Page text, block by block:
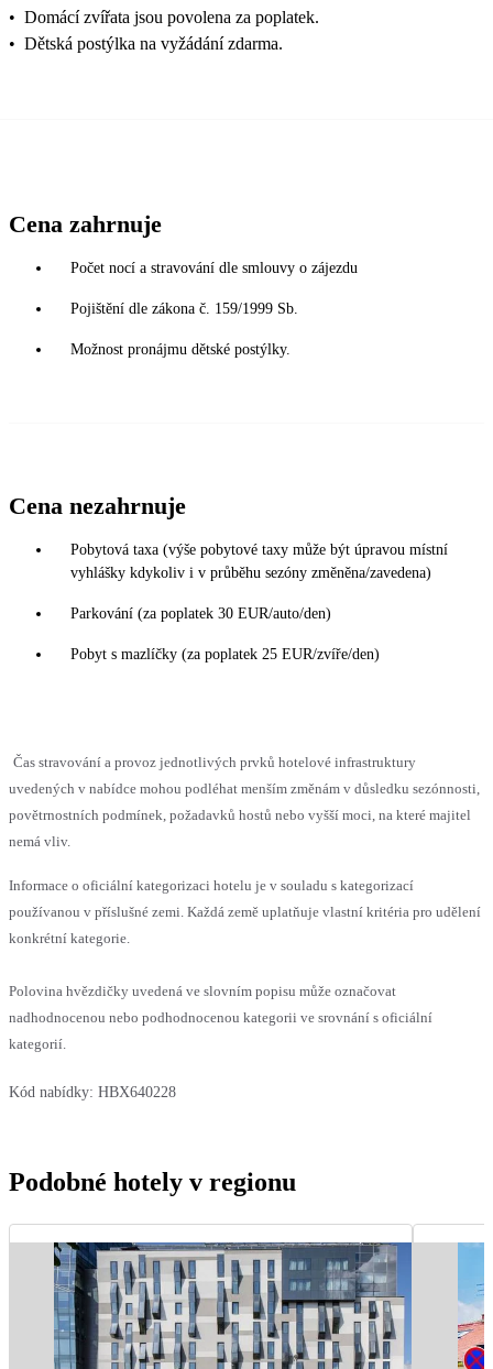
• Domácí zvířata jsou povolena za poplatek.
• Dětská postýlka na vyžádání zdarma.
Cena zahrnuje
Počet nocí a stravování dle smlouvy o zájezdu
Pojištění dle zákona č. 159/1999 Sb.
Možnost pronájmu dětské postýlky.
Cena nezahrnuje
Pobytová taxa (výše pobytové taxy může být úpravou místní
vyhlášky kdykoliv i v průběhu sezóny změněna/zavedena)
Parkování (za poplatek 30 EUR/auto/den)
Pobyt s mazlíčky (za poplatek 25 EUR/zvíře/den)
Čas stravování a provoz jednotlivých prvků hotelové infrastruktury
uvedených v nabídce mohou podléhat menším změnám v důsledku sezónnosti,
povětrnostních podmínek, požadavků hostů nebo vyšší moci, na které majitel
nemá vliv.
Informace o oficiální kategorizaci hotelu je v souladu s kategorizací
používanou v příslušné zemi. Každá země uplatňuje vlastní kritéria pro udělení
konkrétní kategorie.
Polovina hvězdičky uvedená ve slovním popisu může označovat
nadhodnocenou nebo podhodnocenou kategorii ve srovnání s oficiální
kategorií.
Kód nabídky: HBX640228
Podobné hotely v regionu